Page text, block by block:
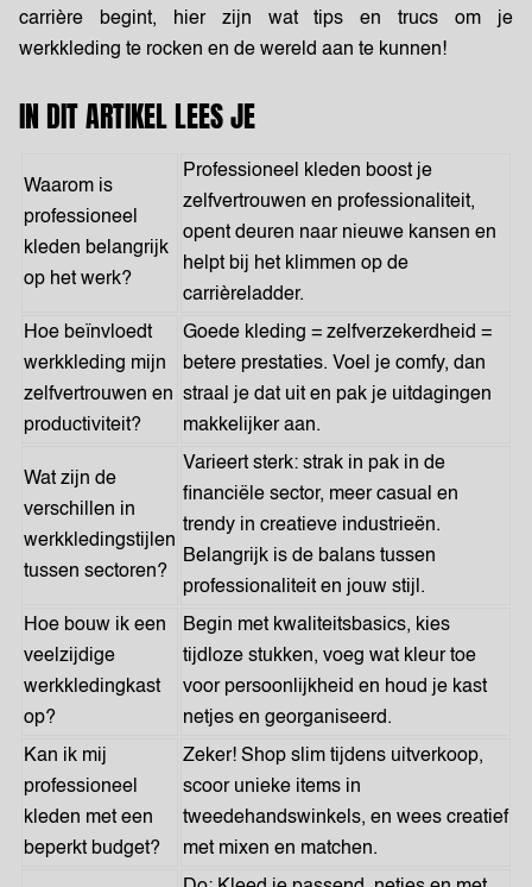
carrière begint, hier zijn wat tips en trucs om je
werkkleding te rocken en de wereld aan te kunnen!
IN DIT ARTIKEL LEES JE
Waarom is
professioneel
kleden belangrijk
op het werk?
Professioneel kleden boost je
zelfvertrouwen en professionaliteit,
opent deuren naar nieuwe kansen en
helpt bij het klimmen op de
carrièreladder.
Hoe beïnvloedt
werkkleding mijn
zelfvertrouwen en
productiviteit?
Goede kleding = zelfverzekerdheid =
betere prestaties. Voel je comfy, dan
straal je dat uit en pak je uitdagingen
makkelijker aan.
Wat zijn de
verschillen in
werkkledingstijlen
tussen sectoren?
Varieert sterk: strak in pak in de
financiële sector, meer casual en
trendy in creatieve industrieën.
Belangrijk is de balans tussen
professionaliteit en jouw stijl.
Hoe bouw ik een
veelzijdige
werkkledingkast
op?
Begin met kwaliteitsbasics, kies
tijdloze stukken, voeg wat kleur toe
voor persoonlijkheid en houd je kast
netjes en georganiseerd.
Kan ik mij
professioneel
kleden met een
beperkt budget?
Zeker! Shop slim tijdens uitverkoop,
scoor unieke items in
tweedehandswinkels, en wees creatief
met mixen en matchen.